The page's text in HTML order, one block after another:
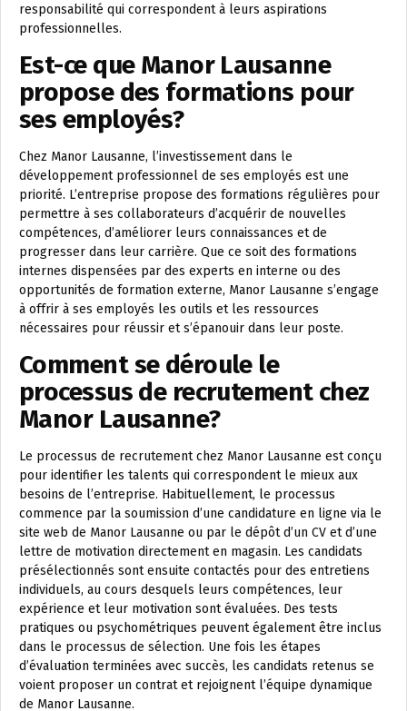
responsabilité qui correspondent à leurs aspirations
professionnelles.
Est-ce que Manor Lausanne
propose des formations pour
ses employés?
Chez Manor Lausanne, l’investissement dans le
développement professionnel de ses employés est une
priorité. L’entreprise propose des formations régulières pour
permettre à ses collaborateurs d’acquérir de nouvelles
compétences, d’améliorer leurs connaissances et de
progresser dans leur carrière. Que ce soit des formations
internes dispensées par des experts en interne ou des
opportunités de formation externe, Manor Lausanne s’engage
à offrir à ses employés les outils et les ressources
nécessaires pour réussir et s’épanouir dans leur poste.
Comment se déroule le
processus de recrutement chez
Manor Lausanne?
Le processus de recrutement chez Manor Lausanne est conçu
pour identifier les talents qui correspondent le mieux aux
besoins de l’entreprise. Habituellement, le processus
commence par la soumission d’une candidature en ligne via le
site web de Manor Lausanne ou par le dépôt d’un CV et d’une
lettre de motivation directement en magasin. Les candidats
présélectionnés sont ensuite contactés pour des entretiens
individuels, au cours desquels leurs compétences, leur
expérience et leur motivation sont évaluées. Des tests
pratiques ou psychométriques peuvent également être inclus
dans le processus de sélection. Une fois les étapes
d’évaluation terminées avec succès, les candidats retenus se
voient proposer un contrat et rejoignent l’équipe dynamique
de Manor Lausanne.